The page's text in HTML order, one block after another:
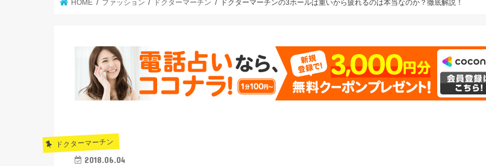
HOME ファッション ドクターマーチン ドクターマーチンの3ホールは重いから疲れるのは本当なのか？徹底解説！
ドクターマーチン
2018.06.04